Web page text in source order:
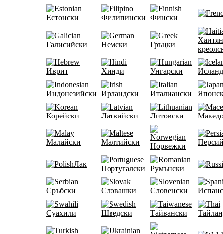
Естонски Филипински Фински
Галисийски Немски Гръцки
Иврит Хинди Унгарски
Индонезийски Ирландски Италиански
Корейски Латвийски Литовски
Малайски Малтийски Норвежки
Лак
Португалски Румънски
Сръбски Словашки Словенски
Суахили Шведски Тайвански